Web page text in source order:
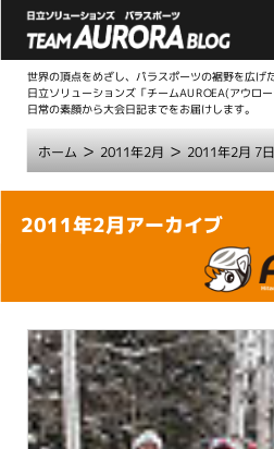
世界の頂点をめざし、パラスポーツの裾野を広げ
日立ソリューションズ「チームAUROEA(アウロー
日常の素顔から大会日記までをお届けします。
ホーム> 2011年2月 > 2011年2月 7日
本
2011年2月アーカイブ